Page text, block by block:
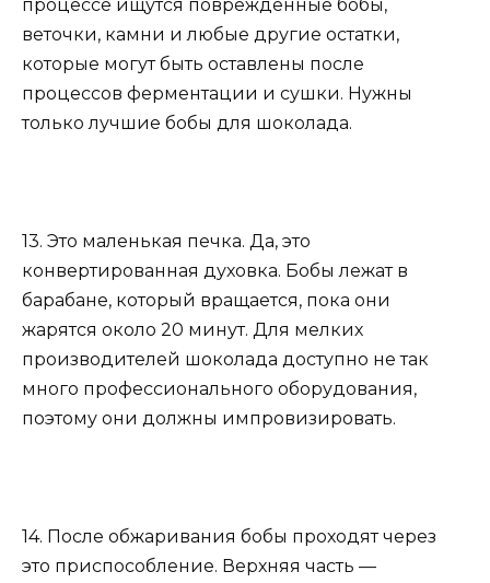
процессе ищутся поврежденные бобы,
веточки, камни и любые другие остатки,
которые могут быть оставлены после
процессов ферментации и сушки. Нужны
только лучшие бобы для шоколада.
13. Это маленькая печка. Да, это
конвертированная духовка. Бобы лежат в
барабане, который вращается, пока они
жарятся около 20 минут. Для мелких
производителей шоколада доступно не так
много профессионального оборудования,
поэтому они должны импровизировать.
14. После обжаривания бобы проходят через
это приспособление. Верхняя часть —